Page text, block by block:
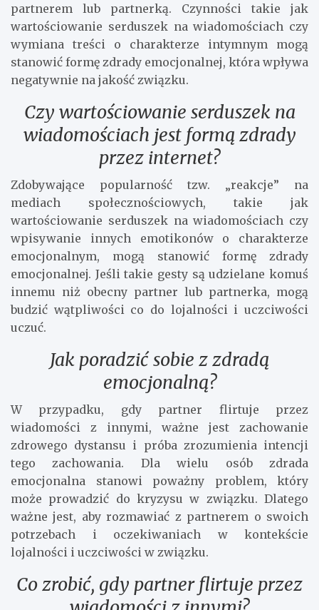
partnerem lub partnerką. Czynności takie jak
wartościowanie serduszek na wiadomościach czy
wymiana treści o charakterze intymnym mogą
stanowić formę zdrady emocjonalnej, która wpływa
negatywnie na jakość związku.
Czy wartościowanie serduszek na
wiadomościach jest formą zdrady
przez internet?
Zdobywające popularność tzw. „reakcje” na
mediach społecznościowych, takie jak
wartościowanie serduszek na wiadomościach czy
wpisywanie innych emotikonów o charakterze
emocjonalnym, mogą stanowić formę zdrady
emocjonalnej. Jeśli takie gesty są udzielane komuś
innemu niż obecny partner lub partnerka, mogą
budzić wątpliwości co do lojalności i uczciwości
uczuć.
Jak poradzić sobie z zdradą
emocjonalną?
W przypadku, gdy partner flirtuje przez
wiadomości z innymi, ważne jest zachowanie
zdrowego dystansu i próba zrozumienia intencji
tego zachowania. Dla wielu osób zdrada
emocjonalna stanowi poważny problem, który
może prowadzić do kryzysu w związku. Dlatego
ważne jest, aby rozmawiać z partnerem o swoich
potrzebach i oczekiwaniach w kontekście
lojalności i uczciwości w związku.
Co zrobić, gdy partner flirtuje przez